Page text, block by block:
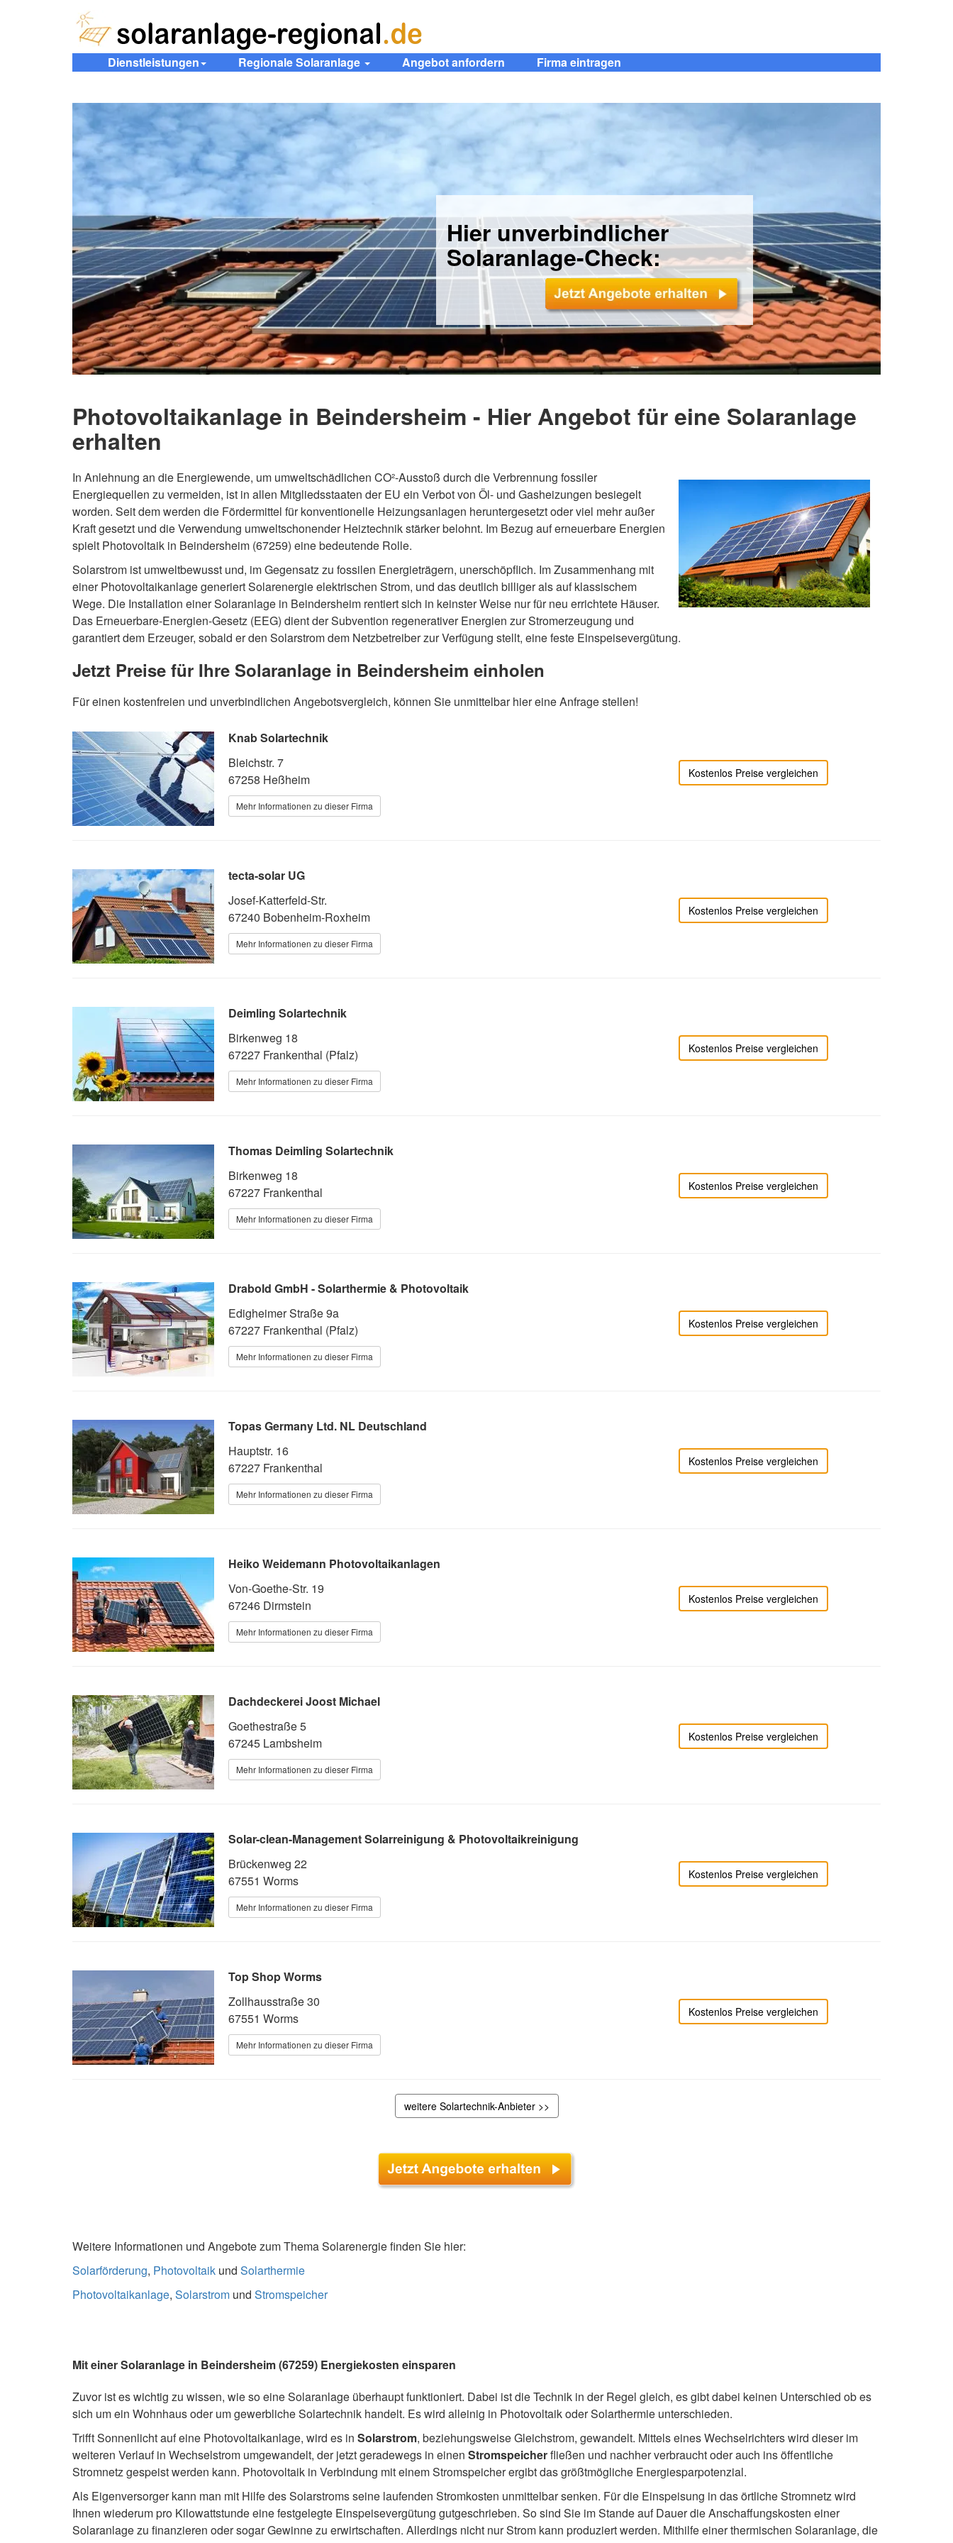
Dienstleistungen Regionale Solaranlage Angebot anfordern Firma eintragen
Hier unverbindlicher
Solaranlage-Check:
Photovoltaikanlage in Beindersheim - Hier Angebot für eine Solaranlage
erhalten
In Anlehnung an die Energiewende, um umweltschädlichen CO²-Ausstoß durch die Verbrennung fossiler
Energiequellen zu vermeiden, ist in allen Mitgliedsstaaten der EU ein Verbot von Öl- und Gasheizungen besiegelt
worden. Seit dem werden die Fördermittel für konventionelle Heizungsanlagen heruntergesetzt oder viel mehr außer
Kraft gesetzt und die Verwendung umweltschonender Heiztechnik stärker belohnt. Im Bezug auf erneuerbare Energien
spielt Photovoltaik in Beindersheim (67259) eine bedeutende Rolle.
Solarstrom ist umweltbewusst und, im Gegensatz zu fossilen Energieträgern, unerschöpflich. Im Zusammenhang mit
einer Photovoltaikanlage generiert Solarenergie elektrischen Strom, und das deutlich billiger als auf klassischem
Wege. Die Installation einer Solaranlage in Beindersheim rentiert sich in keinster Weise nur für neu errichtete Häuser.
Das Erneuerbare-Energien-Gesetz (EEG) dient der Subvention regenerativer Energien zur Stromerzeugung und
garantiert dem Erzeuger, sobald er den Solarstrom dem Netzbetreiber zur Verfügung stellt, eine feste Einspeisevergütung.
Jetzt Preise für Ihre Solaranlage in Beindersheim einholen
Für einen kostenfreien und unverbindlichen Angebotsvergleich, können Sie unmittelbar hier eine Anfrage stellen!
Knab Solartechnik
Bleichstr. 7
67258 Heßheim
Mehr Informationen zu dieser Firma
Kostenlos Preise vergleichen
tecta-solar UG
Josef-Katterfeld-Str.
67240 Bobenheim-Roxheim
Mehr Informationen zu dieser Firma
Kostenlos Preise vergleichen
Deimling Solartechnik
Birkenweg 18
67227 Frankenthal (Pfalz)
Mehr Informationen zu dieser Firma
Kostenlos Preise vergleichen
Thomas Deimling Solartechnik
Birkenweg 18
67227 Frankenthal
Mehr Informationen zu dieser Firma
Kostenlos Preise vergleichen
Drabold GmbH - Solarthermie & Photovoltaik
Edigheimer Straße 9a
67227 Frankenthal (Pfalz)
Mehr Informationen zu dieser Firma
Kostenlos Preise vergleichen
Topas Germany Ltd. NL Deutschland
Hauptstr. 16
67227 Frankenthal
Mehr Informationen zu dieser Firma
Kostenlos Preise vergleichen
Heiko Weidemann Photovoltaikanlagen
Von-Goethe-Str. 19
67246 Dirmstein
Mehr Informationen zu dieser Firma
Kostenlos Preise vergleichen
Dachdeckerei Joost Michael
Goethestraße 5
67245 Lambsheim
Mehr Informationen zu dieser Firma
Kostenlos Preise vergleichen
Solar-clean-Management Solarreinigung & Photovoltaikreinigung
Brückenweg 22
67551 Worms
Mehr Informationen zu dieser Firma
Kostenlos Preise vergleichen
Top Shop Worms
Zollhausstraße 30
67551 Worms
Mehr Informationen zu dieser Firma
Kostenlos Preise vergleichen
weitere Solartechnik-Anbieter >>
Weitere Informationen und Angebote zum Thema Solarenergie finden Sie hier:
Solarförderung, Photovoltaik und Solarthermie
Photovoltaikanlage, Solarstrom und Stromspeicher
Mit einer Solaranlage in Beindersheim (67259) Energiekosten einsparen
Zuvor ist es wichtig zu wissen, wie so eine Solaranlage überhaupt funktioniert. Dabei ist die Technik in der Regel gleich, es gibt dabei keinen Unterschied ob es
sich um ein Wohnhaus oder um gewerbliche Solartechnik handelt. Es wird alleinig in Photovoltaik oder Solarthermie unterschieden.
Trifft Sonnenlicht auf eine Photovoltaikanlage, wird es in Solarstrom, beziehungsweise Gleichstrom, gewandelt. Mittels eines Wechselrichters wird dieser im
weiteren Verlauf in Wechselstrom umgewandelt, der jetzt geradewegs in einen Stromspeicherfließen und nachher verbraucht oder auch ins öffentliche
Stromnetz gespeist werden kann. Photovoltaik in Verbindung mit einem Stromspeicher ergibt das größtmögliche Energiesparpotenzial.
Als Eigenversorger kann man mit Hilfe des Solarstroms seine laufenden Stromkosten unmittelbar senken. Für die Einspeisung in das örtliche Stromnetz wird
Ihnen wiederum pro Kilowattstunde eine festgelegte Einspeisevergütung gutgeschrieben. So sind Sie im Stande auf Dauer die Anschaffungskosten einer
Solaranlage zu finanzieren oder sogar Gewinne zu erwirtschaften. Allerdings nicht nur Strom kann produziert werden. Mithilfe einer thermischen Solaranlage, die